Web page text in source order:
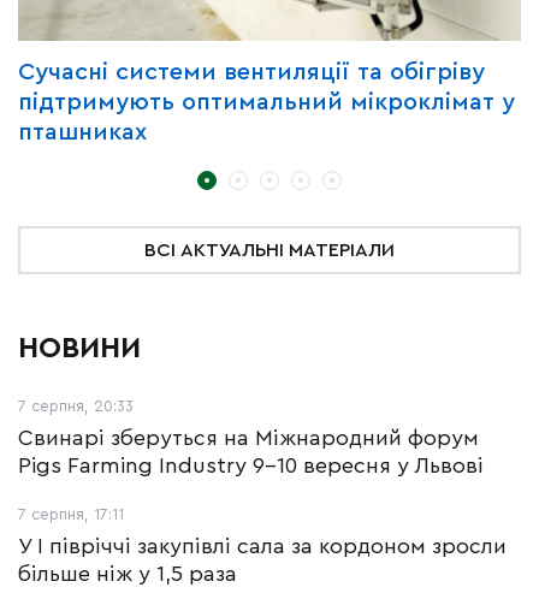
Сучасні системи вентиляції та обігріву
підтримують оптимальний мікроклімат у
пташниках
ВСІ АКТУАЛЬНІ МАТЕРІАЛИ
НОВИНИ
7 серпня, 20:33
Свинарі зберуться на Міжнародний форум
Pigs Farming Industry 9-10 вересня у Львові
7 серпня, 17:11
У І півріччі закупівлі сала за кордоном зросли
більше ніж у 1,5 раза